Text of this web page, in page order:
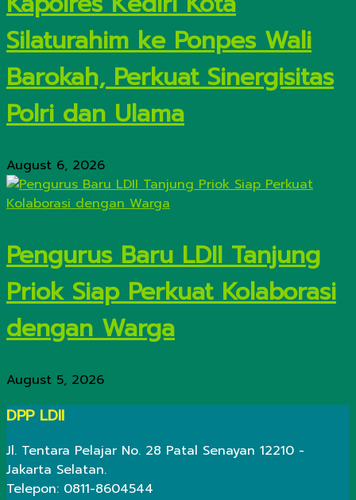
Silaturahim ke Ponpes Wali
Barokah, Perkuat Sinergisitas
Polri dan Ulama
August 6, 2026
Pengurus Baru LDII Tanjung
Priok Siap Perkuat Kolaborasi
dengan Warga
August 5, 2026
DPP LDII
Jl. Tentara Pelajar No. 28 Patal Senayan 12210 -
Jakarta Selatan.
Telepon: 0811-8604544